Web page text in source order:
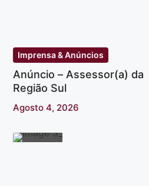
Imprensa & Anúncios
Anúncio – Assessor(a) da
Região Sul
Agosto 4, 2026